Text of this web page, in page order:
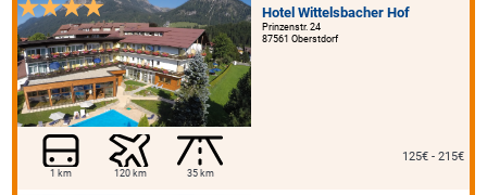
Hotel Wittelsbacher Hof
Prinzenstr. 24
87561 Oberstdorf
1 km 120 km 35 km
125€ - 215€